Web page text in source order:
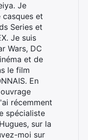
Je
et
Series et
Je suis
Wars, DC
et de
le film
En
récemment
spécialiste
sur la
moi sur